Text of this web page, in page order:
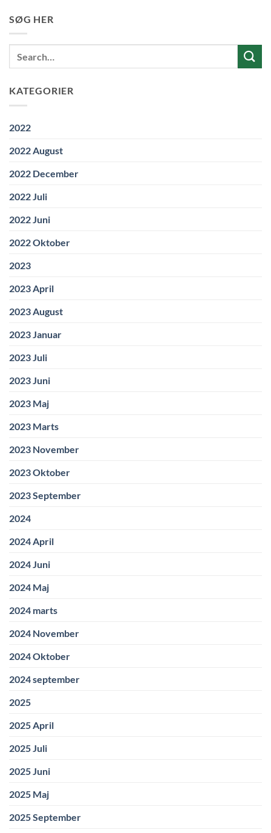
SØG HER
KATEGORIER
2022
2022 August
2022 December
2022 Juli
2022 Juni
2022 Oktober
2023
2023 April
2023 August
2023 Januar
2023 Juli
2023 Juni
2023 Maj
2023 Marts
2023 November
2023 Oktober
2023 September
2024
2024 April
2024 Juni
2024 Maj
2024 marts
2024 November
2024 Oktober
2024 september
2025
2025 April
2025 Juli
2025 Juni
2025 Maj
2025 September